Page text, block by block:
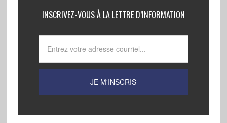
INSCRIVEZ-VOUS À LA LETTRE D’INFORMATION